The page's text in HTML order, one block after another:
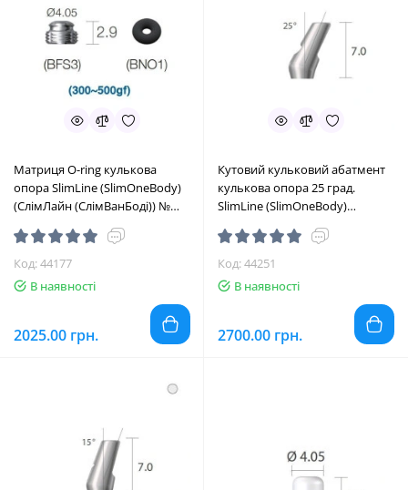
Матриця O-ring кулькова
опора SlimLine (SlimOneBody)
(СлімЛайн (СлімВанБоді)) №
BPF3, 1шт діам.= 4.05 мм; вис.=
2.9 мм (Dentium/Дентіум)
Код: 44177
В наявності
2025.00 грн.
Кутовий кульковий абатмент
кулькова опора 25 град.
SlimLine (SlimOneBody)
(СлімЛайн (СлімВанБоді)) №
IBA253420, 1шт вис.= 7.0 мм;
вис.ясен.= 2.0 мм (Dentium/
Дентіум)
Код: 44251
В наявності
2700.00 грн.